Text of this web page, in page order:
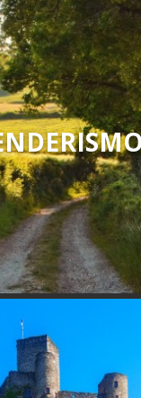
de
País
de la